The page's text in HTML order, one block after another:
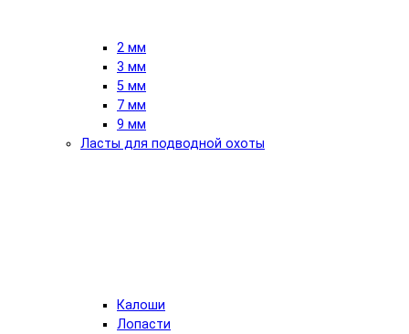
2 мм
3 мм
5 мм
7 мм
9 мм
Ласты для подводной охоты
Калоши
Лопасти